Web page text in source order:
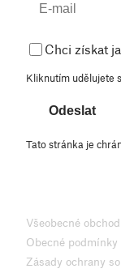
Chci získat
Kliknutím udělujete
Odeslat
Tato stránka je
Všeobecné
Obecné
Zásady ochrany